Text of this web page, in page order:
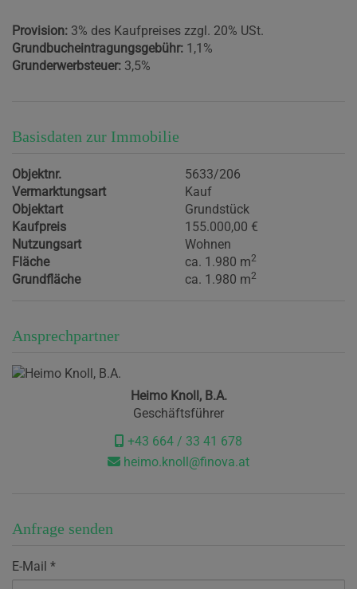
Provision: 3% des Kaufpreises zzgl. 20% USt.
Grundbucheintragungsgebühr: 1,1%
Grunderwerbsteuer: 3,5%
Basisdaten zur Immobilie
Objektnr.
5633/206
Vermarktungsart
Kauf
Objektart
Grundstück
Kaufpreis
155.000,00 €
Nutzungsart
Wohnen
Fläche
ca. 1.980 m2
Grundfläche ca. 1.980 m2
Ansprechpartner
Heimo Knoll, B.A.
Geschäftsführer
+43 664 / 33 41 678
heimo.knoll@finova.at
Anfrage senden
E-Mail